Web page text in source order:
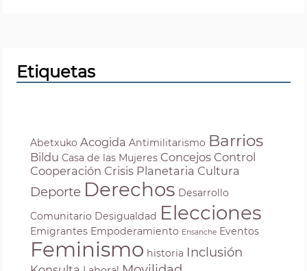
Etiquetas
Abetxuko Acogida Antimilitarismo Barrios
Bildu Casa de las Mujeres Concejos Control
Cooperación Crisis Planetaria Cultura
Deporte Derechos Desarrollo
Comunitario Desigualdad Elecciones
Emigrantes Empoderamiento Ensanche Eventos
Feminismo historia Inclusión